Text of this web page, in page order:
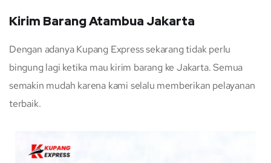
Kirim Barang Atambua Jakarta
Dengan adanya Kupang Express sekarang tidak perlu
bingung lagi ketika mau kirim barang ke Jakarta. Semua
semakin mudah karena kami selalu memberikan pelayanan
terbaik.